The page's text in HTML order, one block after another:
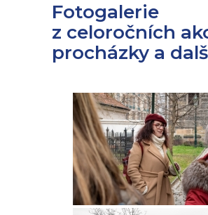
Fotogalerie
z celoročních
procházky a